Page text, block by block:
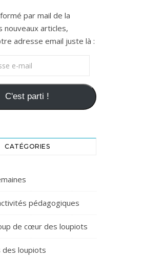
par mail de la
nouveaux articles,
adresse email juste là :
e-mail
C'est parti !
CATÉGORIES
pédagogiques
de cœur des loupiots
des loupiots